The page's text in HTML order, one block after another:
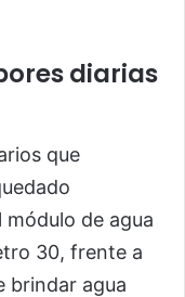
diarias
que
módulo de agua
30, frente a
brindar agua